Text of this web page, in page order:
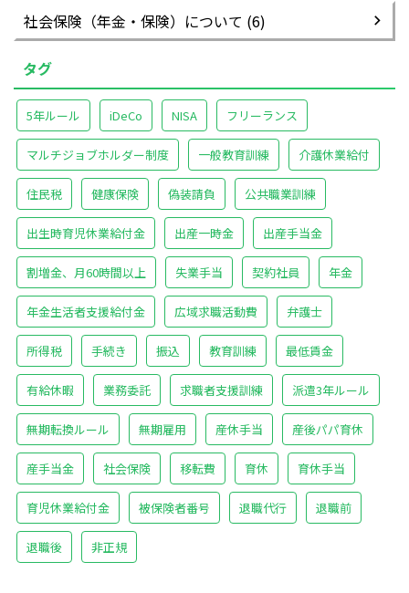
社会保険（年金・保険）について (6)
タグ
5年ルール iDeCo NISA フリーランス
マルチジョブホルダー制度 一般教育訓練 介護休業給付
住民税 健康保険 偽装請負 公共職業訓練
出生時育児休業給付金 出産一時金 出産手当金
割増金、月60時間以上 失業手当 契約社員 年金
年金生活者支援給付金 広域求職活動費 弁護士
所得税 手続き 振込 教育訓練 最低賃金
有給休暇 業務委託 求職者支援訓練 派遣3年ルール
無期転換ルール 無期雇用 産休手当 産後パパ育休
産手当金 社会保険 移転費 育休 育休手当
育児休業給付金 被保険者番号 退職代行 退職前
退職後 非正規